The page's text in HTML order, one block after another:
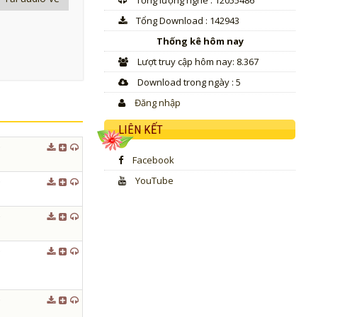
decrease
Tổng Download : 142943
Thống kê hôm nay
Lượt truy cập hôm nay: 8.367
Download trong ngày : 5
Đăng nhập
LIÊN KẾT
Facebook
YouTube